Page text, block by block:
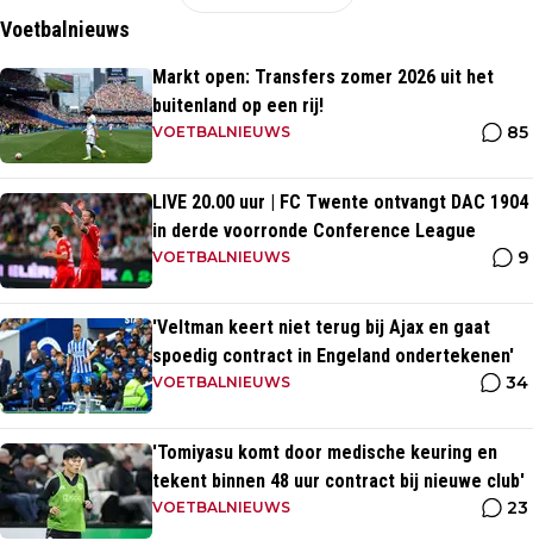
Voetbalnieuws
Markt open: Transfers zomer 2026 uit het
buitenland op een rij!
VOETBALNIEUWS 85
LIVE 20.00 uur | FC Twente ontvangt DAC 1904
in derde voorronde Conference League
VOETBALNIEUWS 9
'Veltman keert niet terug bij Ajax en gaat
spoedig contract in Engeland ondertekenen'
VOETBALNIEUWS 34
'Tomiyasu komt door medische keuring en
tekent binnen 48 uur contract bij nieuwe club'
VOETBALNIEUWS 23